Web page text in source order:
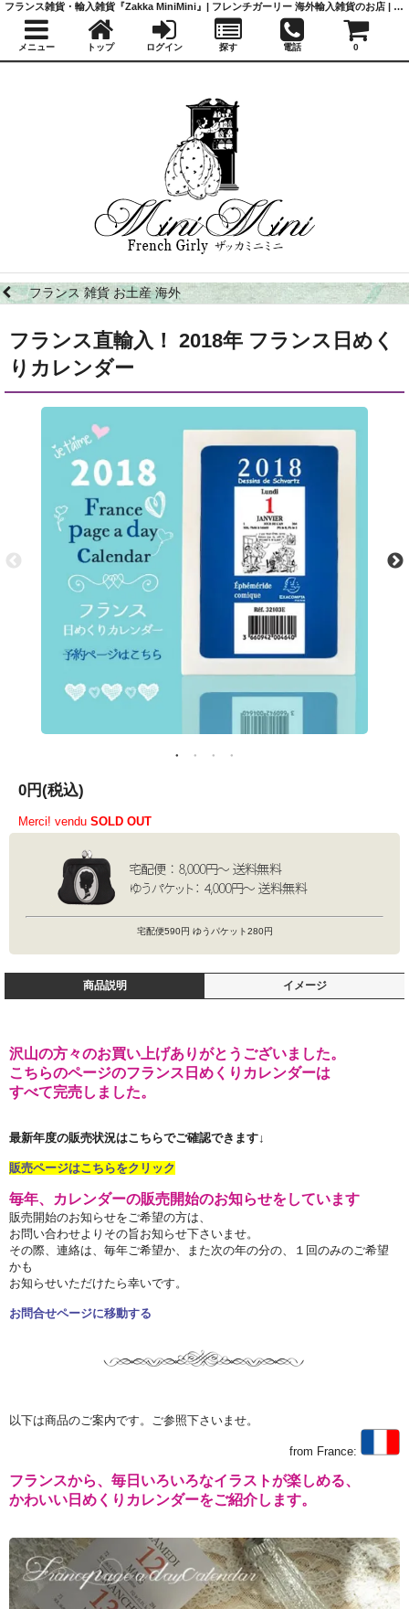
フランス 雑貨 お土産 海外
フランス直輸入！ 2018年 フランス日めく
りカレンダー
0円(税込)
Merci! vendu SOLD OUT
宅配便590円 ゆうパケット280円
商品説明 イメージ
沢山の方々のお買い上げありがとうございました。
こちらのページのフランス日めくりカレンダーは
すべて完売しました。
最新年度の販売状況はこちらでご確認できます↓
販売ページはこちらをクリック
毎年、カレンダーの販売開始のお知らせをしています
販売開始のお知らせをご希望の方は、
お問い合わせよりその旨お知らせ下さいませ。
その際、連絡は、毎年ご希望か、また次の年の分の、１回のみのご希望
かも
お知らせいただけたら幸いです。
お問合せページに移動する
以下は商品のご案内です。ご参照下さいませ。
from France:
フランスから、毎日いろいろなイラストが楽しめる、
かわいい日めくりカレンダーをご紹介します。
フランス雑貨・輸入雑貨『Zakka MiniMini』| フレンチガーリー 海外輸入雑貨のお店 | かわいい雑貨 | 蚤の市 | アンティーク
メニュー トップ ログイン 探す 電話 0